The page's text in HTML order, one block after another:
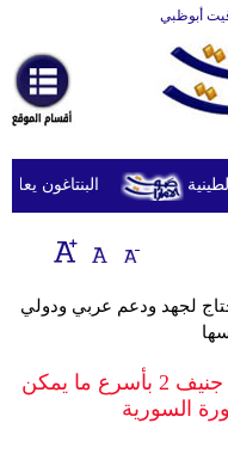
أخبارعاجلة
رياضة
ثقافة
إقتصاد
وموسيقى
أزياء
البنتاغون يعلن
لجهد ودعم عربي ودولي
مصر تطالب باستئناف مفاوضات جنيف 2 بأسرع ما يمكن
السورية